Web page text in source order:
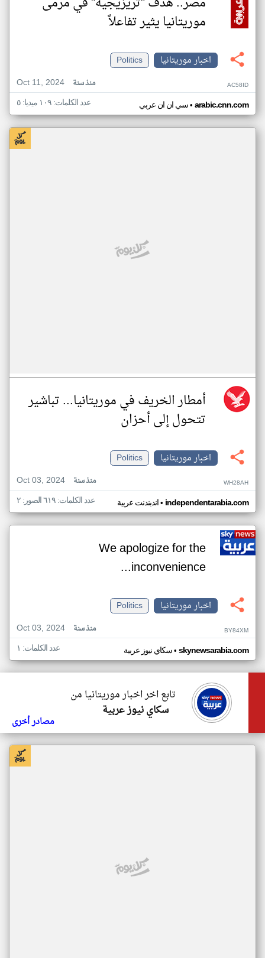
موريتانيا يثير تفاعلاً
اخبار موريتانيا
Politics
Oct 11, 2024
منذ سنة AC58ID
سي ان ان عربي• arabic.cnn.com عدد الكلمات: ١٠٩ ميديا: ٥
أمطار الخريف في موريتانيا... تباشير
تتحول إلى أحزان
اخبار موريتانيا
Politics
Oct 03, 2024
منذ سنة WH28AH
اندبندنت عربية• independentarabia.com عدد الكلمات: ٦١٩ الصور: ٢
We apologize for the
inconvenience...
اخبار موريتانيا
Politics
Oct 03, 2024
منذ سنة BY84XM
سكاي نيوز عربية• skynewsarabia.com عدد الكلمات: ١
تابع اخر اخبار موريتانيا من
سكاي نيوز عربية
مصادر أخرى